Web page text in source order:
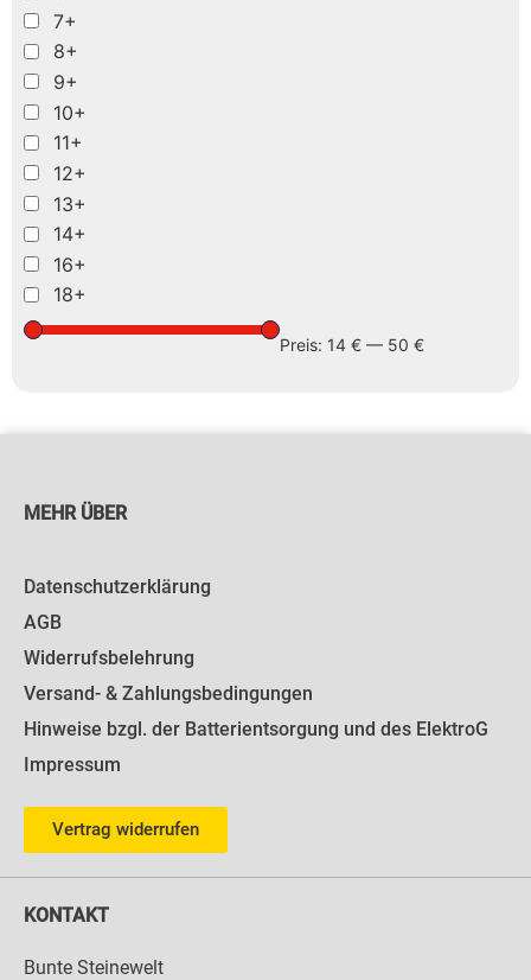
7+
8+
9+
10+
11+
12+
13+
14+
16+
18+
Preis: 14 € — 50 €
MEHR ÜBER
Datenschutzerklärung
AGB
Widerrufsbelehrung
Versand- & Zahlungsbedingungen
Hinweise bzgl. der Batterientsorgung und des ElektroG
Impressum
Vertrag widerrufen
KONTAKT
Bunte Steinewelt